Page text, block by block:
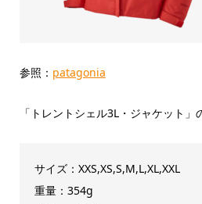
参照： patagonia
「トレントシェル3L・ジャケット」
サイズ：XXS,XS,S,M,L,XL,XXL
重量：354g